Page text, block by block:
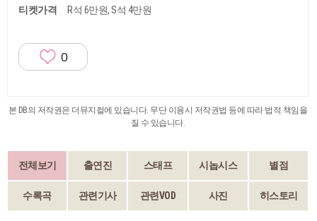
티켓가격
R석 6만원, S석 4만원
0
본 DB의 저작권은 더뮤지컬에 있습니다. 무단 이용시 저작권법 등에 따라 법적 책임을
질 수 있습니다.
전체보기 출연진 스태프 시놉시스 별점
수록곡 관련기사 관련VOD 사진 히스토리